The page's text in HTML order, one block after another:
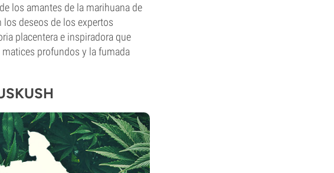
los amantes de la marihuana de
deseos de los expertos
placentera e inspiradora que
profundos y la fumada